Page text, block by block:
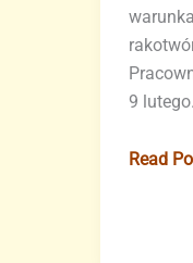
9 lutego.
Strajk
Read